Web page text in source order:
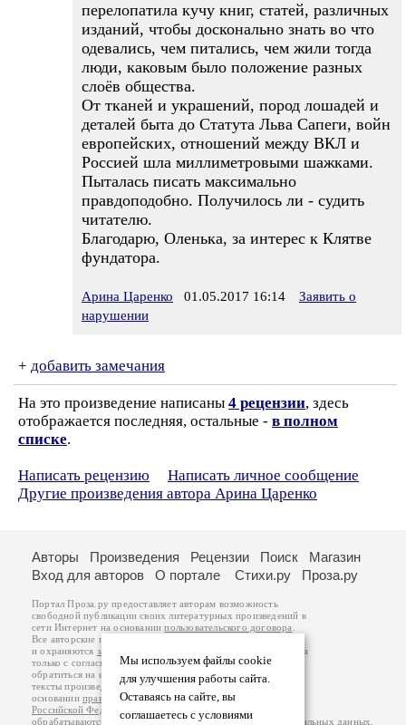
перелопатила кучу книг, статей, различных
изданий, чтобы досконально знать во что
одевались, чем питались, чем жили тогда
люди, каковым было положение разных
слоёв общества.
От тканей и украшений, пород лошадей и
деталей быта до Статута Льва Сапеги, войн
европейских, отношений между ВКЛ и
Россией шла миллиметровыми шажками.
Пыталась писать максимально
правдоподобно. Получилось ли - судить
читателю.
Благодарю, Оленька, за интерес к Клятве
фундатора.
Арина Царенко 01.05.2017 16:14
Заявить о
нарушении
+ добавить замечания
На это произведение написаны 4 рецензии, здесь
отображается последняя, остальные - в полном
списке.
Написать рецензию
Написать личное сообщение
Другие произведения автора Арина Царенко
Мы используем файлы cookie
для улучшения работы сайта.
Оставаясь на сайте, вы
соглашаетесь с условиями
Авторы Произведения Рецензии Поиск
Магазин
Вход для авторов
О портале Стихи.ру Проза.ру
Портал Проза.ру предоставляет авторам возможность
свободной публикации своих литературных произведений в
сети Интернет на основаниипользовательского договора
Все авторские права на произведения принадлежат авторам
и охраняются законом
. Перепечатка произведений возможна
только с согласия его автора, к которому вы можете
обратиться на его авторской странице. Ответственность за
тексты произведений авторы несут самостоятельно на
основанииправил публикацииизаконодательства
Российской Федерации
обрабатываются на основанииПолитики обработки персональных данных